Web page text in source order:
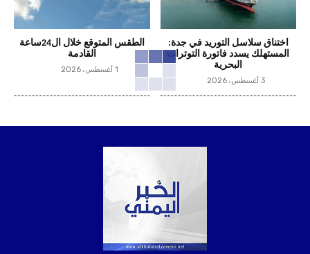
اختناق سلاسل التوريد في جدة:
المستهلك يسدد فاتورة التوترات
البحرية
3 أغسطس، 2026
الطقس المتوقع خلال ال24ساعة
القادمة
1 أغسطس، 2026